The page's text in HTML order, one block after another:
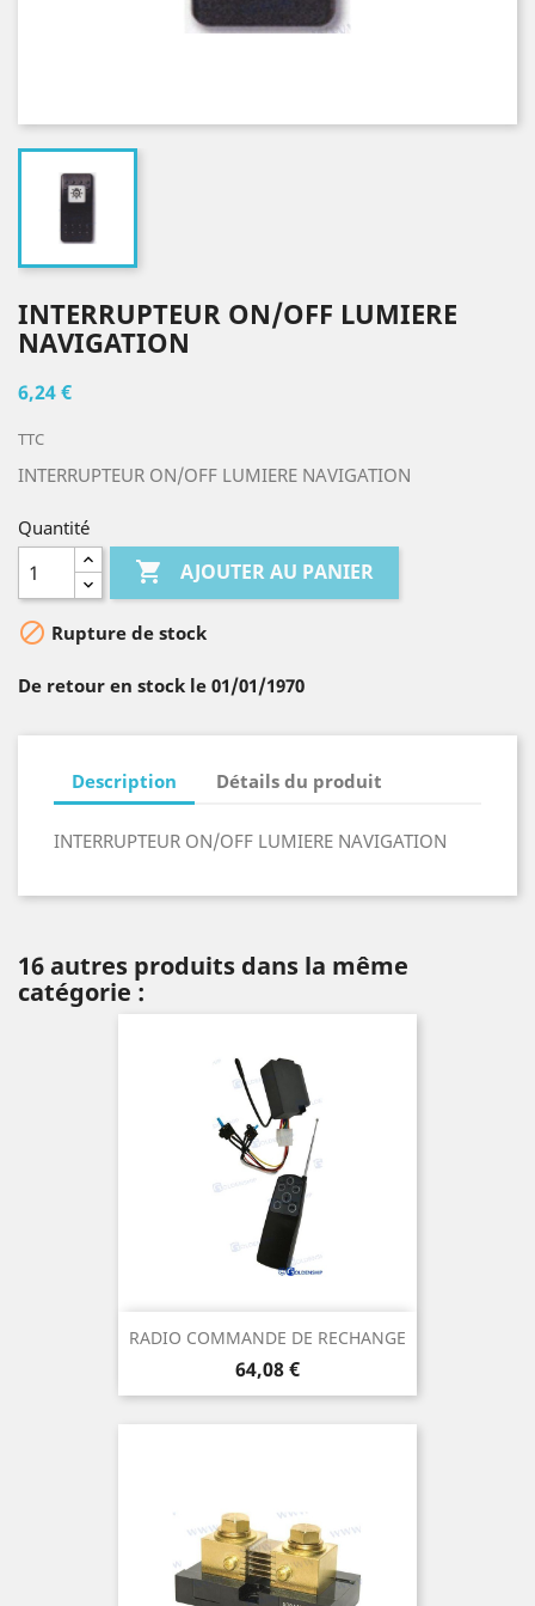
INTERRUPTEUR ON/OFF LUMIERE
NAVIGATION
6,24 €
TTC
INTERRUPTEUR ON/OFF LUMIERE NAVIGATION
Quantité
 AJOUTER AU PANIER
 Rupture de stock
De retour en stock le 01/01/1970
Description Détails du produit
INTERRUPTEUR ON/OFF LUMIERE NAVIGATION
16 autres produits dans la même
catégorie :
RADIO COMMANDE DE RECHANGE
Prix
64,08 €